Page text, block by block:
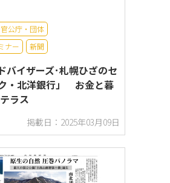
官公庁・団体
ナー
新聞
バイザーズ･札幌ひざのセ
・北洋銀行」 お金と暮
ラス
掲載日：2025年03月09日